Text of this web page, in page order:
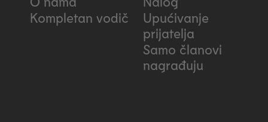
Kompletan vodič
Upućivanje
prijatelja
Samo članovi
nagrađuju